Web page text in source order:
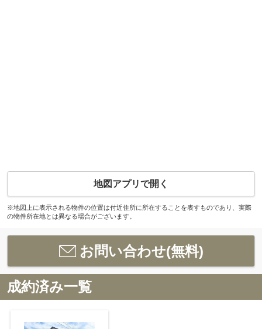
地図アプリで開く
※地図上に表示される物件の位置は付近住所に所在することを表すものであり、実際
の物件所在地とは異なる場合がございます。
お問い合わせ(無料)
成約済み一覧